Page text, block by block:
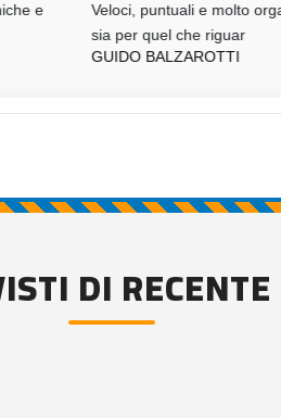
Veloci, puntuali e molto
sia per quel che riguar
GUIDO BALZAROTTI
DI RECENTE